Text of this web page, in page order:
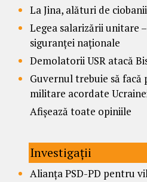
La Jina, alături de
Legea salarizării unitare
siguranței naționale
Demolatorii USR atacă
Guvernul trebuie să facă
militare acordate
Afișează toate opiniile
Investigații
Alianța PSD-PD pentru